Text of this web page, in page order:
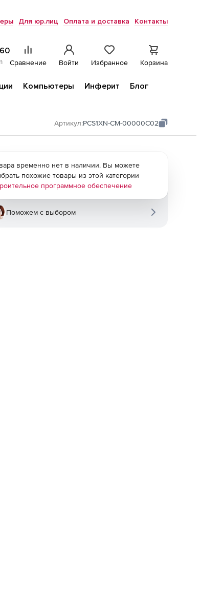
Для юр.лиц Оплата и доставка Контакты
Сравнение Войти Избранное Корзина
Компьютеры Инферит
Блог
Артикул:PCS1XN-CM-00000C02
временно нет в наличии. Вы можете
похожие товары из этой категории
программное обеспечение
Поможем с выбором